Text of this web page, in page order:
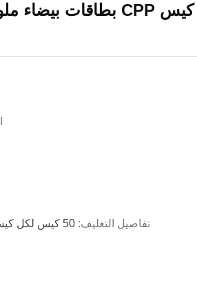
تفاصيل التغليف: 50 كيس لكل كيس ، 100 كيس لكل كرتون رئيسي